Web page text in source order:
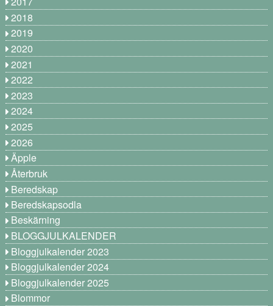
2018
2019
2020
2021
2022
2023
2024
2025
2026
Äpple
Återbruk
Beredskap
Beredskapsodla
Beskärning
BLOGGJULKALENDER
Bloggjulkalender 2023
Bloggjulkalender 2024
Bloggjulkalender 2025
Blommor